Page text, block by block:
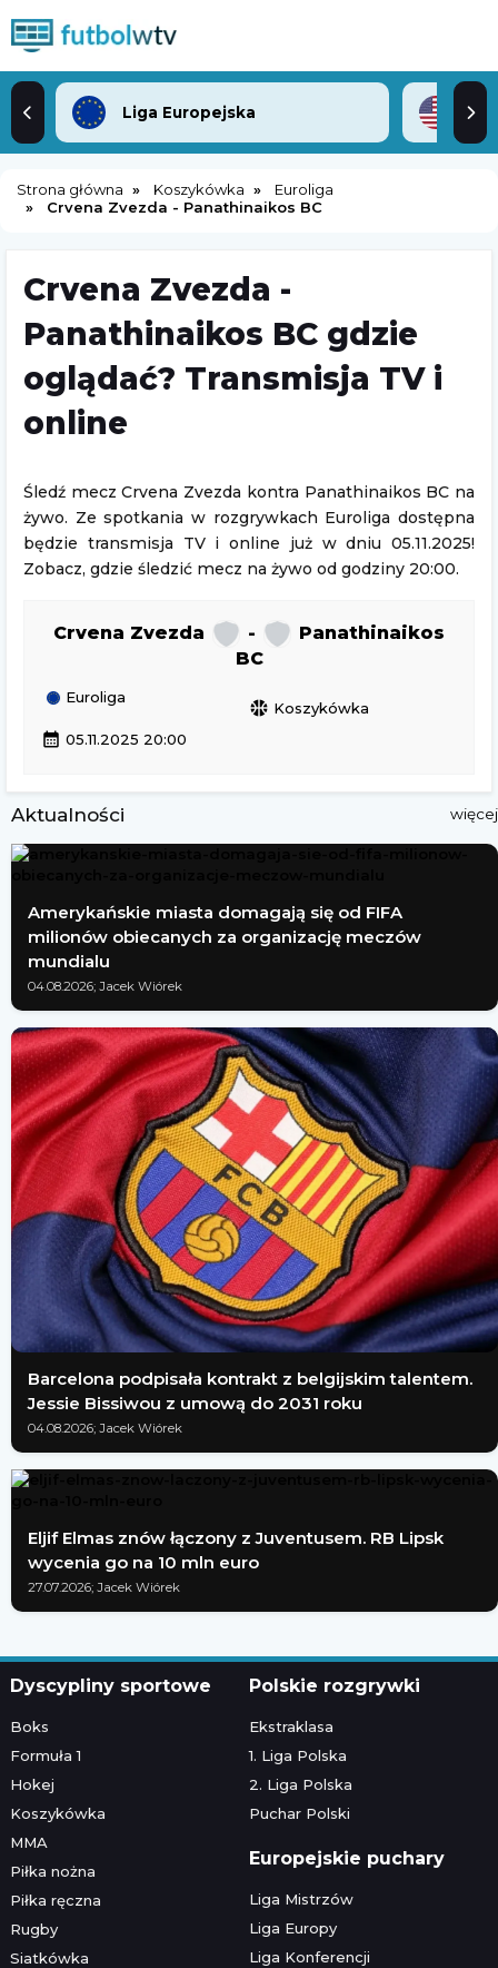
Liga Europejska
Strona główna Koszykówka
Euroliga
Crvena Zvezda - Panathinaikos BC
Crvena Zvezda -
Panathinaikos BC gdzie
oglądać? Transmisja TV i
online
Śledź mecz Crvena Zvezda kontra Panathinaikos BC na
żywo. Ze spotkania w rozgrywkach Euroliga dostępna
będzie transmisja TV i online już w dniu 05.11.2025!
Zobacz, gdzie śledzić mecz na żywo od godziny 20:00.
Crvena Zvezda -
Panathinaikos
BC
Euroliga
sports_basketball Koszykówka
calendar_month 05.11.2025 20:00
Aktualności więcej
Amerykańskie miasta domagają się od FIFA
milionów obiecanych za organizację meczów
mundialu
04.08.2026; Jacek Wiórek
Barcelona podpisała kontrakt z belgijskim talentem.
Jessie Bissiwou z umową do 2031 roku
04.08.2026; Jacek Wiórek
Eljif Elmas znów łączony z Juventusem. RB Lipsk
wycenia go na 10 mln euro
27.07.2026; Jacek Wiórek
Dyscypliny sportowe
Boks
Formuła 1
Hokej
Koszykówka
MMA
Piłka nożna
Piłka ręczna
Rugby
Siatkówka
Polskie rozgrywki
Ekstraklasa
1. Liga Polska
2. Liga Polska
Puchar Polski
Europejskie puchary
Liga Mistrzów
Liga Europy
Liga Konferencji